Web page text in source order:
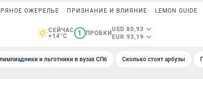
ОЖЕРЕЛЬЕ ПРИЗНАНИЕ И ВЛИЯНИЕ LEMON GUIDE
СЕЙЧАС
+14°C
1 ПРОБКИ
USD 80,93
EUR 93,19
и льготники в вузах СПб Сколько стоят арбузы